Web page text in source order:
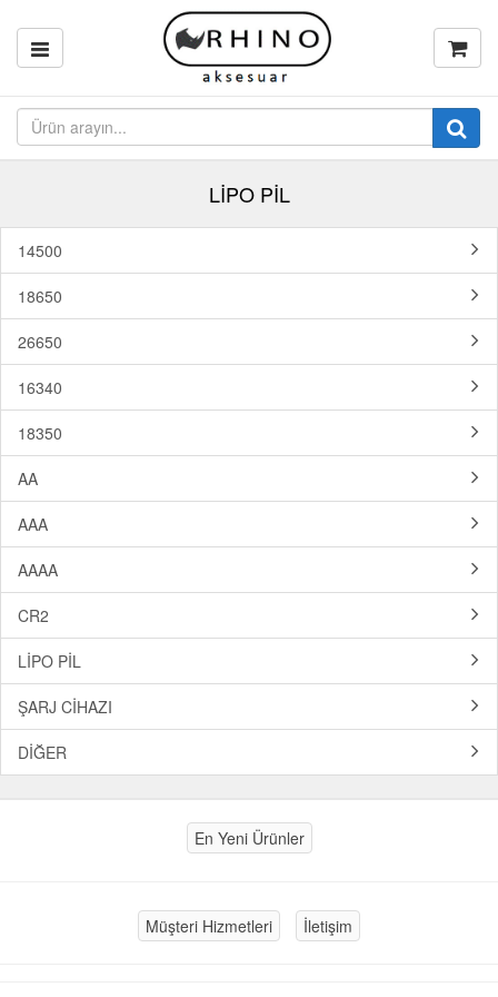
LİPO PİL
14500
18650
26650
16340
18350
AA
AAA
AAAA
CR2
LİPO PİL
ŞARJ CİHAZI
DİĞER
En Yeni Ürünler
Müşteri Hizmetleri İletişim